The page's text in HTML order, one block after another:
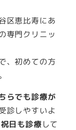
区恵比寿にあ
専門クリニッ
、初めての方
らでも診療が
診しやすいよ
日も診療して